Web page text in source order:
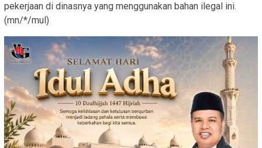
pekerjaan di dinasnya yang menggunakan bahan ilegal ini.
(mn/*/mul)